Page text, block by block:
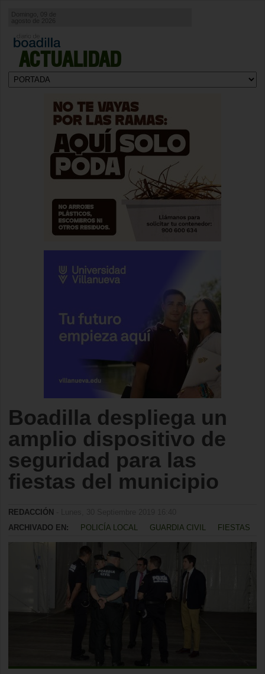
ACTUALIDAD
Domingo, 09 de
agosto de 2026
Boadilla despliega un
amplio dispositivo de
seguridad para las
fiestas del municipio
REDACCIÓN
ARCHIVADO EN:
POLICÍA LOCAL GUARDIA CIVIL FIESTAS